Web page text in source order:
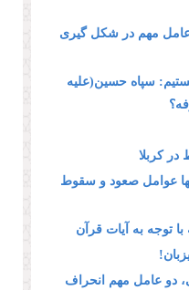
عامل مهم در شكل گیرى
سپاه حسین(علیه
كربلا
عوامل صعود و سقوط
توجه به آیات قرآن
دو عامل مهم انحراف